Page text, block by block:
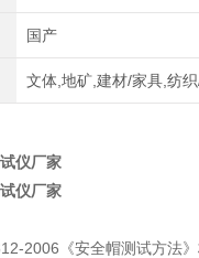
国产
文体,地矿,建材/家具,纺
仪厂家
仪厂家
2006《安全帽测试方法》